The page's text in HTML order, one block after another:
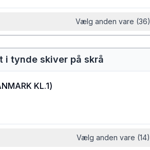
Vælg anden vare (36)
i tynde skiver på skrå
KL.1)
Vælg anden vare (14)